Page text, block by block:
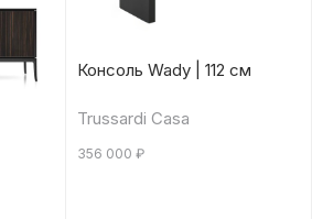
Консоль Wady | 112 см
Trussardi Casa
356 000 ₽